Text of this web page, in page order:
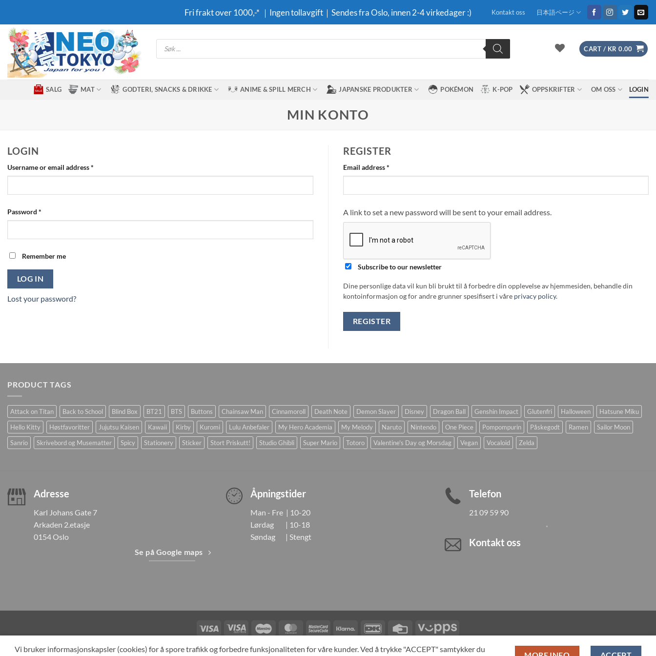
content
Fri frakt over 1000,-* ｜Ingen tollavgift｜Sendes fra Oslo, innen 2-4 virkedager :) Kontakt oss 日本語ページ
Products
search
CART / KR 0.00
SALG MAT GODTERI, SNACKS & DRIKKE ANIME & SPILL MERCH JAPANSKE PRODUKTER POKÉMON K-POP OPPSKRIFTER OM OSS LOGIN
MIN KONTO
LOGIN
Username or email address*
Password *
Remember me
LOG IN
Lost your password?
REGISTER
Email address*
A link to set a new password will be sent to your email address.
Subscribe to our newsletter
Dine personlige data vil kun bli brukt til å forbedre din opplevelse av hjemmesiden, behandle din
kontoinformasjon og for andre grunner spesifisert i våre privacy policy.
REGISTER
PRODUCT TAGS
Attack on Titan Back to School Blind Box BT21 BTS Buttons Chainsaw Man Cinnamoroll Death Note Demon Slayer Disney Dragon Ball Genshin Impact Glutenfri Halloween
Hatsune Miku
Hello Kitty
Høstfavoritter Jujutsu Kaisen Kawaii Kirby Kuromi Lulu Anbefaler My Hero Academia My Melody Naruto Nintendo One Piece Pompompurin Påskegodt Ramen
Sailor Moon
Sanrio
Skrivebord og Musematter Spicy Stationery Sticker Stort Priskutt! Studio Ghibli Super Mario Totoro Valentine's Day og Morsdag Vegan Vocaloid Zelda
Adresse
Karl Johans Gate 7
Arkaden 2.etasje
0154 Oslo
Se på Google maps
Åpningstider
Man - Fre | 10-20
Lørdag | 10-18
Søndag | Stengt
Telefon
21 09 59 90
Kontakt oss
Visa
Visa
Electron
Maestro MasterCardMasterCard
2
Klarna DanKort
Credit
Card
Vipps
TILBAKEKALLINGER KONTAKT OSS OM OSS SPESIALBESTILLING MIN KONTO ALL PRODUCTS
Vi bruker informasjonskapsler (cookies) for å spore trafikk og forbedre funksjonaliteten for våre kunder. Ved å trykke "ACCEPT" samtykker du